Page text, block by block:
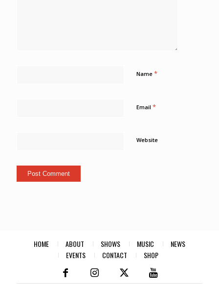
Name *
Email *
Website
HOME ABOUT SHOWS MUSIC
NEWS
EVENTS
CONTACT SHOP